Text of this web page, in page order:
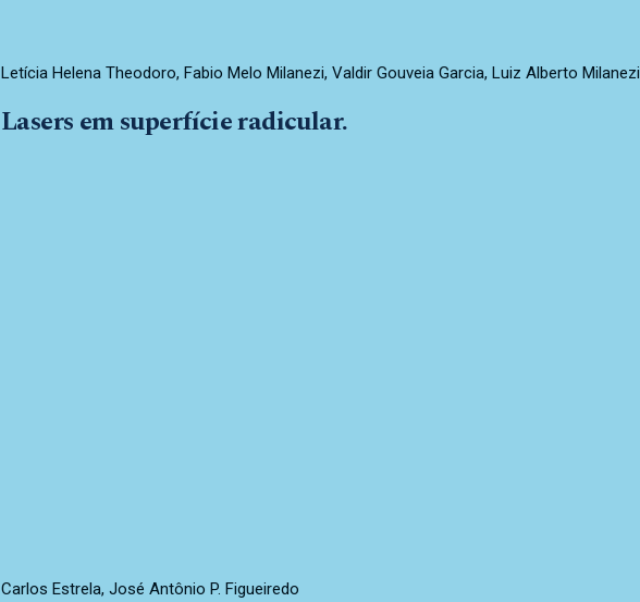
Letícia Helena Theodoro, Fabio Melo Milanezi, Valdir Gouveia Garcia, Luiz Alberto Milanezi
Lasers em superfície radicular.
Carlos Estrela, José Antônio P. Figueiredo